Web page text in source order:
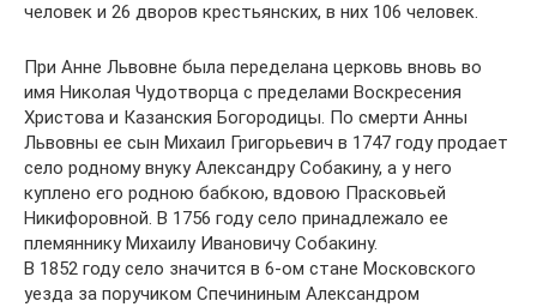
человек и 26 дворов крестьянских, в них 106 человек.
При Анне Львовне была переделана церковь вновь во
имя Николая Чудотворца с пределами Воскресения
Христова и Казанския Богородицы. По смерти Анны
Львовны ее сын Михаил Григорьевич в 1747 году продает
село родному внуку Александру Собакину, а у него
куплено его родною бабкою, вдовою Прасковьей
Никифоровной. В 1756 году село принадлежало ее
племяннику Михаилу Ивановичу Собакину.
В 1852 году село значится в 6-ом стане Московского
уезда за поручиком Спечининым Александром